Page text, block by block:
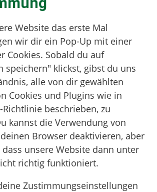
Website das erste Mal
wir dir ein Pop-Up mit einer
Cookies. Sobald du auf
speichern" klickst, gibst du uns
alle von dir gewählten
Cookies und Plugins wie in
Richtlinie beschrieben, zu
kannst die Verwendung von
Browser deaktivieren, aber
unsere Website dann unter
richtig funktioniert.
Zustimmungseinstellungen